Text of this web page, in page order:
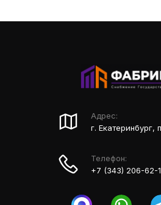
Адрес:
г. Екатеринбург,
Телефон:
+7 (343) 206-62-